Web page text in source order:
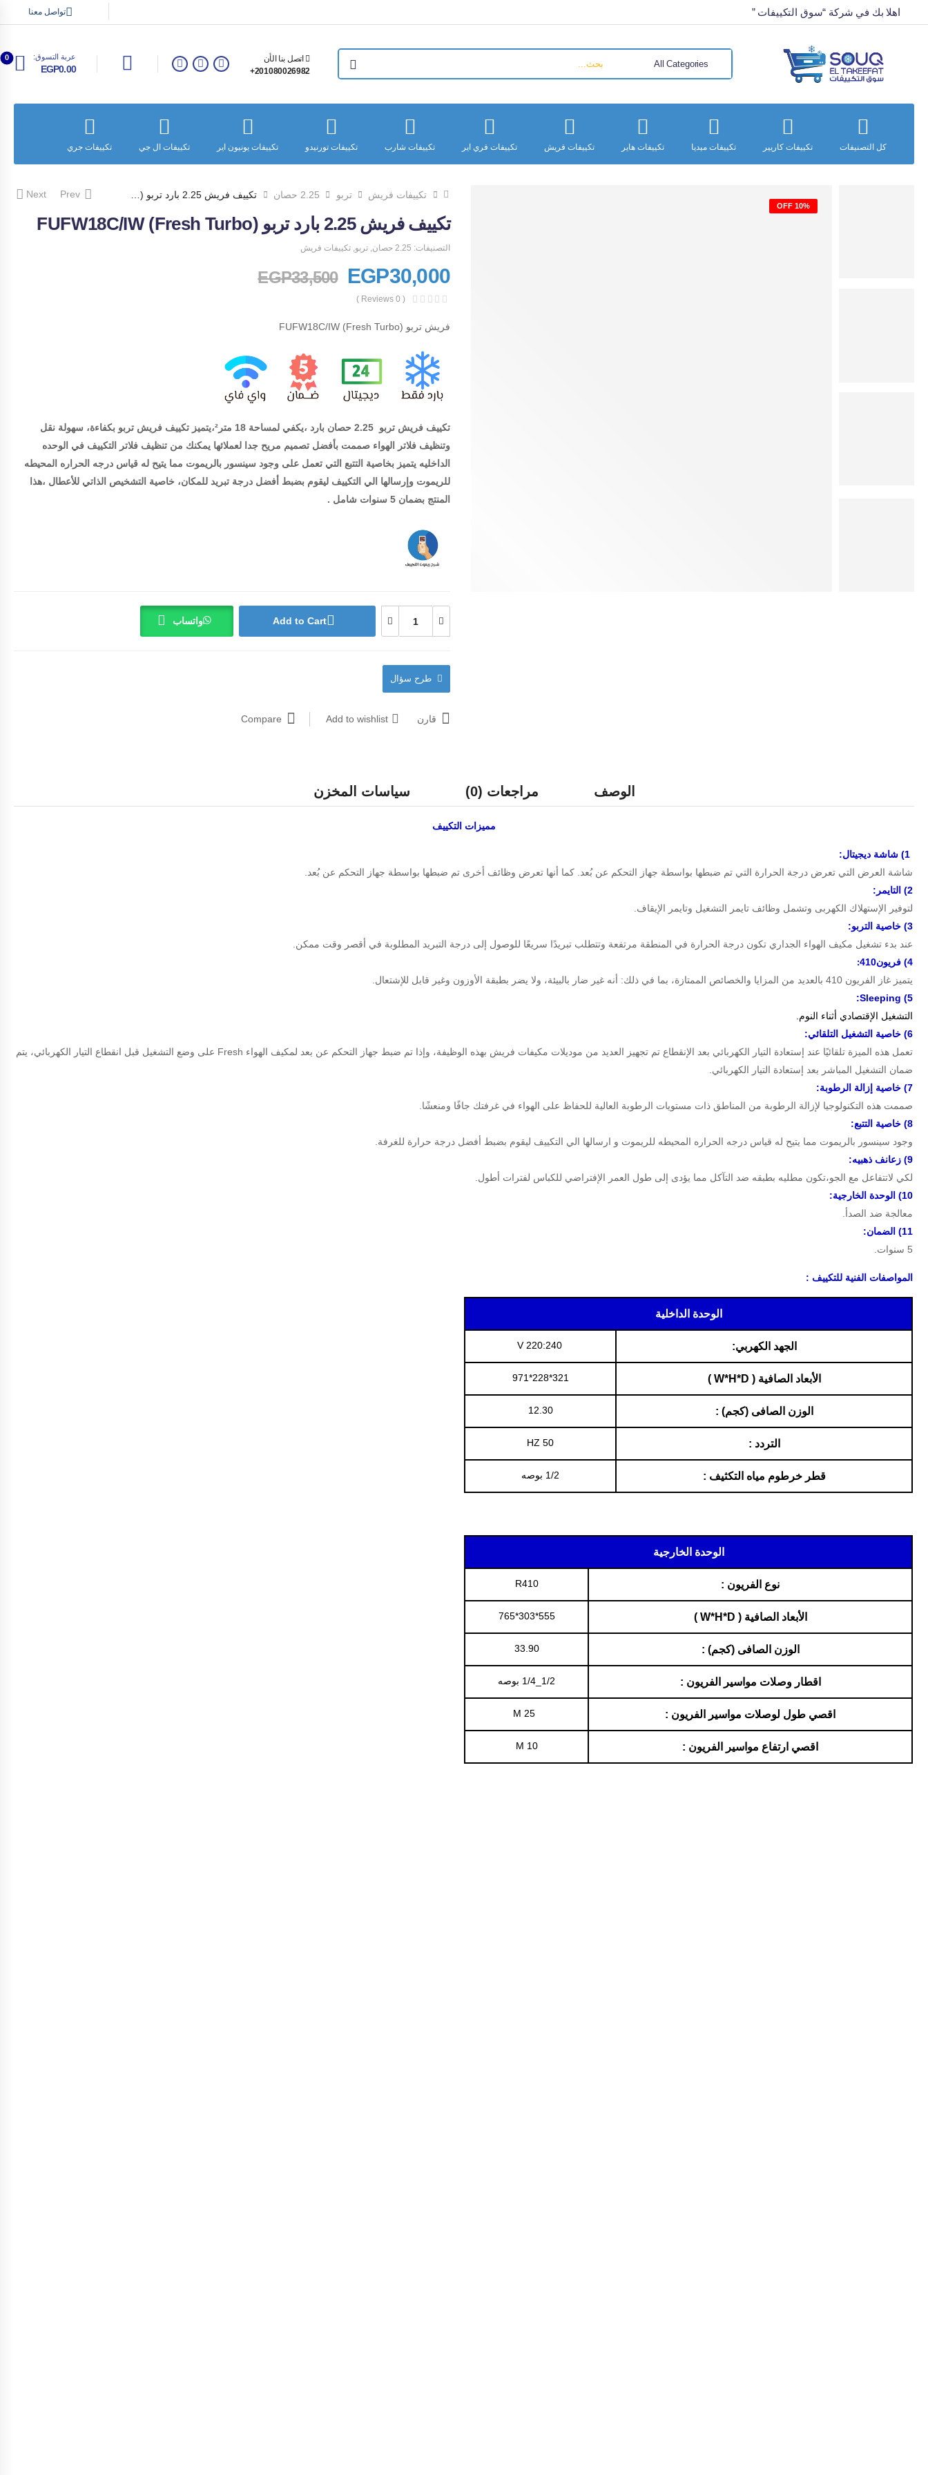
اهلا بك في شركة “سوق التكييفات ” تواصل معنا
اتصل بنا الأن
201080026982+
عربة التسوق:
EGP0.00
0
كل التصنيفات تكييفات كاريير تكييفات ميديا تكييفات هاير تكييفات فريش تكييفات فري اير تكييفات شارب تكييفات تورنيدو تكييفات يونيون اير تكييفات ال جي تكييفات جري
10% OFF
تكييفات فريش تربو 2.25 حصان تكييف فريش 2.25 بارد تربو (Fresh Turbo) FUFW18C/IW Next
تكييف فريش 2.25 بارد تربو (Fresh Turbo) FUFW18C/IW
التصنيفات: 2.25 حصان , تربو, تكييفات فريش
EGP30,000
EGP33,500
( 0 Reviews )
فريش تربو (Fresh Turbo) FUFW18C/IW
تكييف فريش تربو 2.25 حصان بارد ،يكفي لمساحة 18 متر²،يتميز تكييف فريش تربو بكفاءة، سهولة نقل
وتنظيف فلاتر الهواء صممت بأفضل تصميم مريح جدا لعملائها يمكنك من تنظيف فلاتر التكييف في الوحده
الداخليه يتميز بخاصية التتبع التي تعمل على وجود سينسور بالريموت مما يتيح له قياس درجه الحراره المحيطه
للريموت وإرسالها الي التكييف ليقوم بضبط أفضل درجة تبريد للمكان، خاصية التشخيص الذاتي للأعطال ،هذا
المنتج بضمان 5 سنوات شامل .
Add to Cart واتساب
طرح سؤال
قارن Add to wishlist
Compare
الوصف مراجعات (0) سياسات المخزن
مميزات التكييف
شاشة العرض التي تعرض درجة الحرارة التي تم ضبطها بواسطة جهاز التحكم عن بُعد. كما أنها تعرض وظائف أخرى تم ضبطها بواسطة جهاز التحكم عن بُعد.
2) التايمر:
لتوفير الإستهلاك الكهربى وتشمل وظائف تايمر التشغيل وتايمر الإيقاف.
3) خاصية التربو:
عند بدء تشغيل مكيف الهواء الجداري تكون درجة الحرارة في المنطقة مرتفعة وتتطلب تبريدًا سريعًا للوصول إلى درجة التبريد المطلوبة في أقصر وقت ممكن.
4) فريون410 :
يتميز غاز الفريون 410 بالعديد من المزايا والخصائص الممتازة، بما في ذلك: أنه غير ضار بالبيئة، ولا يضر بطبقة الأوزون وغير قابل للإشتعال.
5) Sleeping
:
التشغيل الإقتصادي أثناء النوم.
6) خاصية التشغيل التلقائي:
تعمل هذه الميزة تلقائيًا عند إستعادة التيار الكهربائي بعد الإنقطاع تم تجهيز العديد من موديلات مكيفات فريش بهذه الوظيفة، وإذا تم ضبط جهاز التحكم عن بعد لمكيف الهواء Fresh على وضع التشغيل قبل انقطاع التيار الكهربائي، يتم
ضمان التشغيل المباشر بعد إستعادة التيار الكهربائي.
7) خاصية إزالة الرطوبة:
صممت هذه التكنولوجيا لإزالة الرطوبة من المناطق ذات مستويات الرطوبة العالية للحفاظ على الهواء في غرفتك جافًا ومنعشًا.
8) خاصية التتبع:
وجود سينسور بالريموت مما يتيح له قياس درجه الحراره المحيطه للريموت و ارسالها الي التكييف ليقوم بضبط أفضل درجة حرارة للغرفة.
9) زعانف ذهبيه:
لكي لاتتفاعل مع الجو،تكون مطليه بطبقه ضد التآكل مما يؤدى إلى طول العمر الإفتراضي للكباس لفترات أطول.
10) الوحدة الخارجية:
معالجة ضد الصدأ.
11)
الضمان:
5 سنوات.
المواصفات الفنية للتكييف :
الوحدة الداخلية
الجهد الكهربي: 220:240 V
الأبعاد الصافية ( W*H*D ) 321*228*971
الوزن الصافى (كجم) : 12.30
التردد : 50 HZ
قطر خرطوم مياه التكثيف : 1/2 بوصه
الوحدة الخارجية
نوع الفريون : R410
الأبعاد الصافية ( W*H*D ) 555*303*765
الوزن الصافى (كجم) : 33.90
اقطار وصلات مواسير الفريون : 1/2_1/4 بوصه
اقصي طول لوصلات مواسير الفريون : 25 M
اقصي ارتفاع مواسير الفريون : 10 M